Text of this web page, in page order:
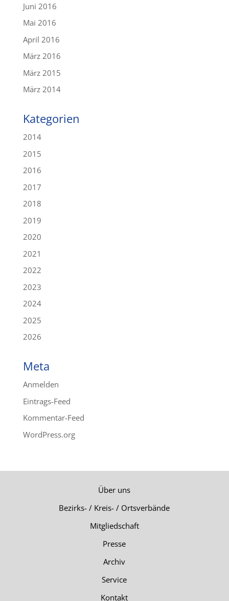
Juni 2016
Mai 2016
April 2016
März 2016
März 2015
März 2014
Kategorien
2014
2015
2016
2017
2018
2019
2020
2021
2022
2023
2024
2025
2026
Meta
Anmelden
Eintrags-Feed
Kommentar-Feed
WordPress.org
Über uns
Bezirks- / Kreis- / Ortsverbände
Mitgliedschaft
Presse
Archiv
Service
Kontakt